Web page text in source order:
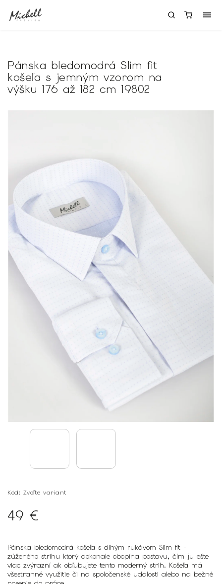
Pánska bledomodrá Slim fit
košeľa s jemným vzorom na
výšku 176 až 182 cm 19802
Kód: Zvoľte variant
49 €
Pánska bledomodrá košeľa s dlhým rukávom Slim fit -
zúženého strihu ktorý dokonale obopína postavu, čím ju ešte
viac zvýrazní ak obľubujete tento moderný strih. Košeľa má
všestranné využitie či na spoločenské udalosti alebo na bežné